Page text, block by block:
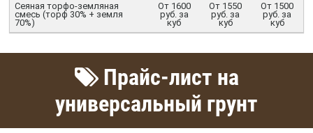
Сеяная торфо-земляная
смесь (торф 30% + земля
70%)
От 1600
руб. за
куб
От 1550
руб. за
куб
От 1500
руб. за
куб
Прайс-лист на
универсальный грунт